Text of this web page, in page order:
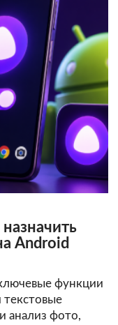
Android
функции
текстовые
анализ фото,